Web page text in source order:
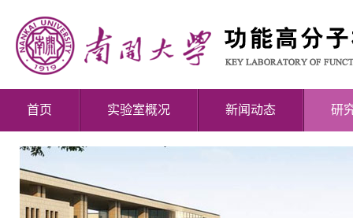
首页 实验室概况 新闻动态 研